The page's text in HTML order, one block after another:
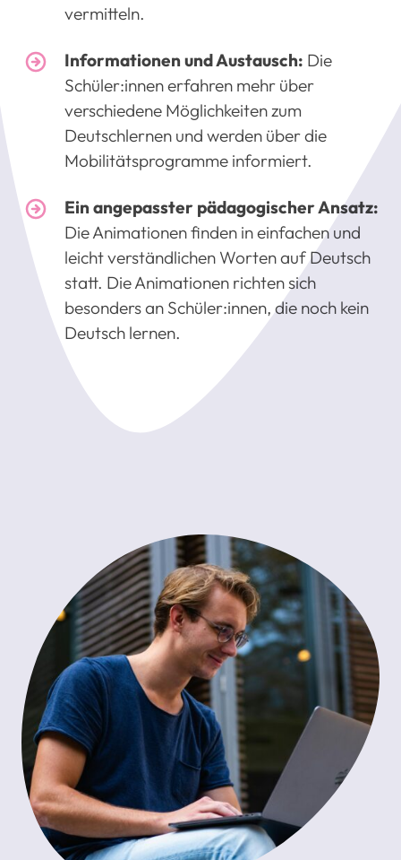
vermitteln.
Informationen und Austausch: Die
Schüler:innen erfahren mehr über
verschiedene Möglichkeiten zum
Deutschlernen und werden über die
Mobilitätsprogramme informiert.
Ein angepasster pädagogischer Ansatz:
Die Animationen finden in einfachen und
leicht verständlichen Worten auf Deutsch
statt. Die Animationen richten sich
besonders an Schüler:innen, die noch kein
Deutsch lernen.